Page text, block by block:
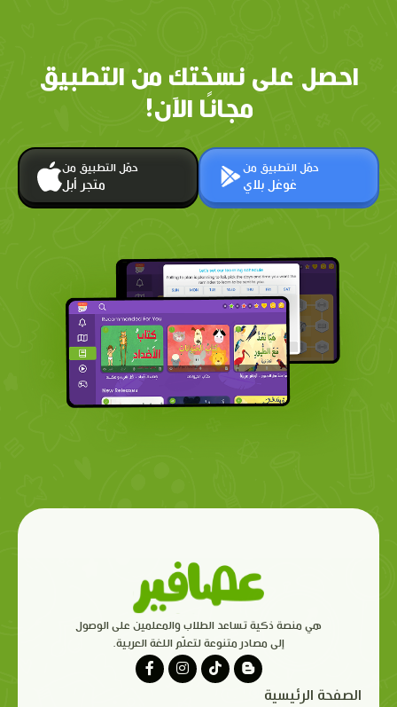
احصل على نسختك من التطبيق
مجانًا الآن!
حمّل التطبيق من
متجر أبل
حمّل التطبيق من
غوغل بلاي
هي منصة ذكية تساعد الطلاب والمعلمين على الوصول
إلى مصادر متنوعة لتعلّم اللغة العربية.
الصفحة الرئيسية